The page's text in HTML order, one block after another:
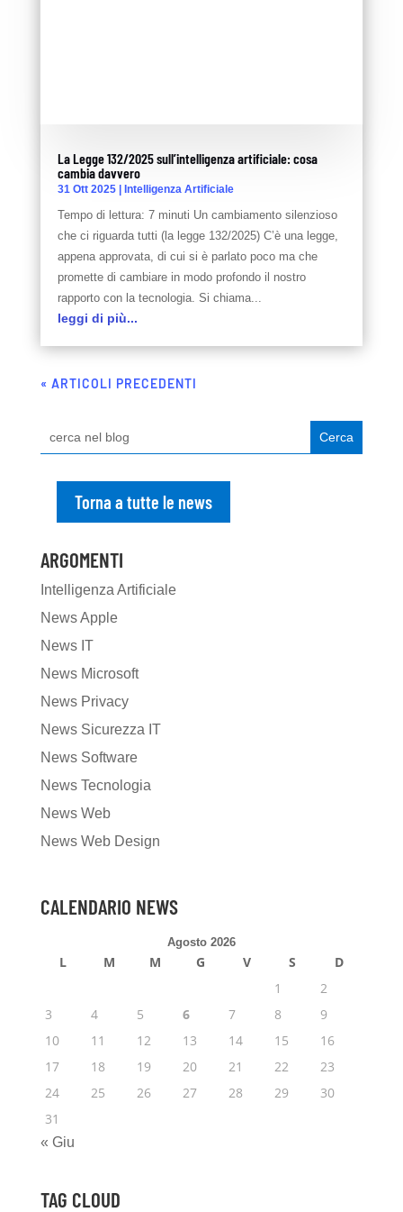
La Legge 132/2025 sull’intelligenza artificiale: cosa
cambia davvero
31 Ott 2025| Intelligenza Artificiale
Tempo di lettura: 7 minuti Un cambiamento silenzioso
che ci riguarda tutti (la legge 132/2025) C’è una legge,
appena approvata, di cui si è parlato poco ma che
promette di cambiare in modo profondo il nostro
rapporto con la tecnologia. Si chiama...
leggi di più...
« ARTICOLI PRECEDENTI
Torna a tutte le news
ARGOMENTI
Intelligenza Artificiale
News Apple
News IT
News Microsoft
News Privacy
News Sicurezza IT
News Software
News Tecnologia
News Web
News Web Design
CALENDARIO NEWS
Agosto 2026
L M M G V S
D
1
2
3
4 5 6 7 8
9
10
11 12 13 14 15
16
17
18 19 20 21 22
23
24
25 26 27 28 29
30
31
« Giu
TAG CLOUD